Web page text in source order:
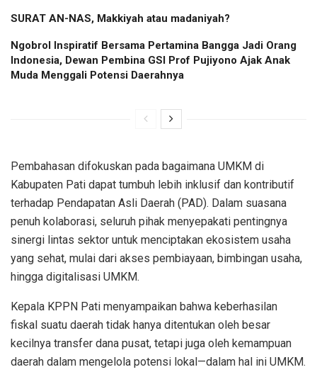
SURAT AN-NAS, Makkiyah atau madaniyah?
Ngobrol Inspiratif Bersama Pertamina Bangga Jadi Orang
Indonesia, Dewan Pembina GSI Prof Pujiyono Ajak Anak
Muda Menggali Potensi Daerahnya
Pembahasan difokuskan pada bagaimana UMKM di
Kabupaten Pati dapat tumbuh lebih inklusif dan kontributif
terhadap Pendapatan Asli Daerah (PAD). Dalam suasana
penuh kolaborasi, seluruh pihak menyepakati pentingnya
sinergi lintas sektor untuk menciptakan ekosistem usaha
yang sehat, mulai dari akses pembiayaan, bimbingan usaha,
hingga digitalisasi UMKM.
Kepala KPPN Pati menyampaikan bahwa keberhasilan
fiskal suatu daerah tidak hanya ditentukan oleh besar
kecilnya transfer dana pusat, tetapi juga oleh kemampuan
daerah dalam mengelola potensi lokal—dalam hal ini UMKM.